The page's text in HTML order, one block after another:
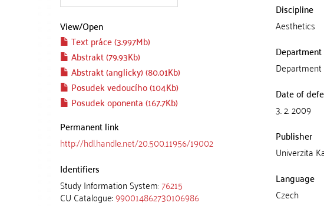
View/Open
Text práce (3.997Mb)
Abstrakt (79.93Kb)
Abstrakt (anglicky) (80.01Kb)
Posudek vedoucího (104Kb)
Posudek oponenta (167.7Kb)
Permanent link
http://hdl.handle.net/20.500.11956/19002
Identifiers
Study Information System:76215
CU Catalogue:990014862730106986
Discipline
Aesthetics
Department
Date of
3. 2. 2009
Publisher
Univerzita
Language
Czech